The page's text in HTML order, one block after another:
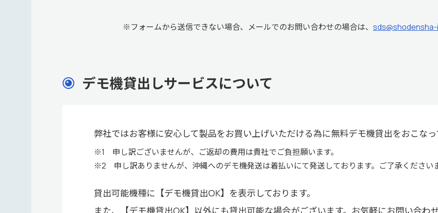
※フォームから送信できない場合、メールでのお問い合わせの場合は、
デモ機貸出しサービスについて
弊社ではお客様に安心して製品をお買い上げいただける為に無料デモ機貸出をおこな
※1 申し訳ございませんが、ご返却の費用は貴社でご負担願います。
※2 申し訳ありませんが、沖縄へのデモ機発送は着払いにて発送しております。ご了承ください
貸出可能機種に【デモ機貸出OK】を表示しております。
また、【デモ機貸出OK】以外にも貸出可能な場合がございます。お気軽にお問い合わ